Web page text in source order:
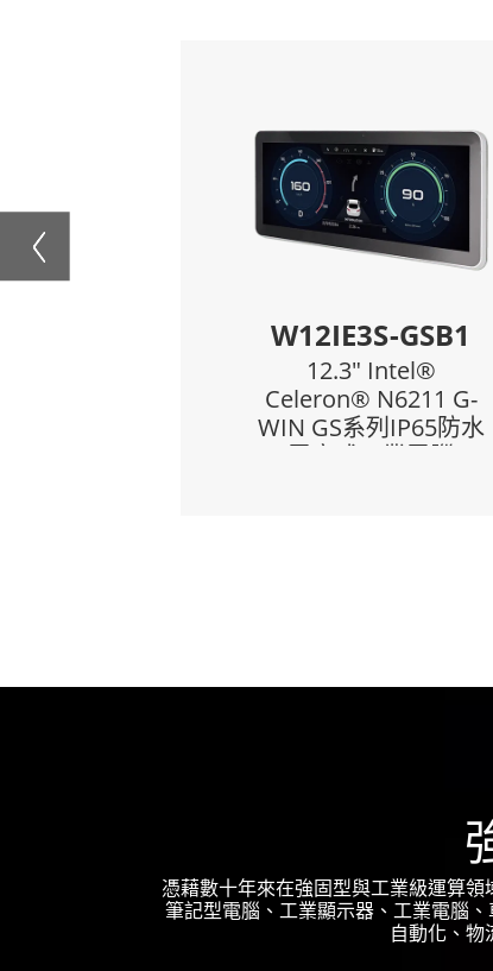
i5-1235U 超強固型觸
Lake處理器
13.3英寸1920 x 1080 LED面板帶有
直接光學貼合的筆記型電腦
防眩光技術確保陽光下可讀性
雙電池採用熱插拔設計，適合全天工
鎂合金外殼，雙注塑，提供跌落保護
GigaLAN埠
憑藉數十年來在強固型與工業級運算
筆記型電腦、工業顯示器、工業電腦
自動化、物